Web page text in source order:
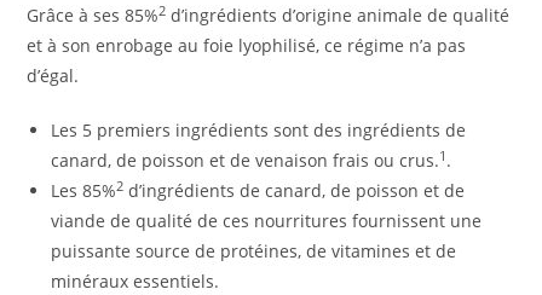
Grâce à ses 85%2 d’ingrédients d’origine animale de qualité
et à son enrobage au foie lyophilisé, ce régime n’a pas
d’égal.
Les 5 premiers ingrédients sont des ingrédients de
canard, de poisson et de venaison frais ou crus.1 .
Les 85%2 d’ingrédients de canard, de poisson et de
viande de qualité de ces nourritures fournissent une
puissante source de protéines, de vitamines et de
minéraux essentiels.